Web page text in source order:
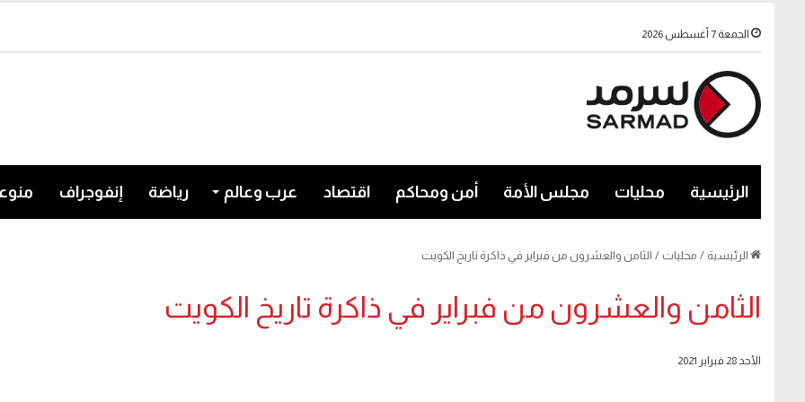
الجمعة 7 أغسطس 2026
الرئيسية محليات مجلس الأمة أمن ومحاكم اقتصاد عرب وعالم رياضة إنفوجراف
الرئيسية / محليات / الثامن والعشرون من فبراير في ذاكرة تاريخ الكويت
الثامن والعشرون من فبراير في ذاكرة تاريخ الكويت
الأحد 28 فبراير 2021